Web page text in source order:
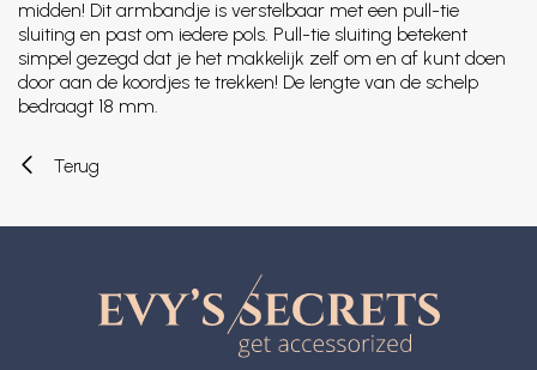
midden! Dit armbandje is verstelbaar met een pull-tie
sluiting en past om iedere pols. Pull-tie sluiting betekent
simpel gezegd dat je het makkelijk zelf om en af kunt doen
door aan de koordjes te trekken! De lengte van de schelp
bedraagt 18 mm.
Terug